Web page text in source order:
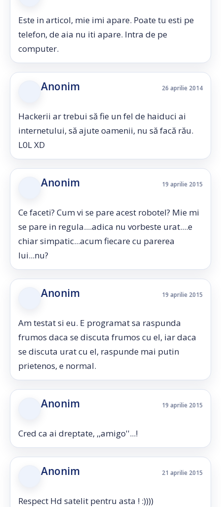
Este in articol, mie imi apare. Poate tu esti pe
telefon, de aia nu iti apare. Intra de pe
computer.
Anonim 26 aprilie 2014
Hackerii ar trebui să fie un fel de haiduci ai
internetului, să ajute oamenii, nu să facă rău.
L0L XD
Anonim 19 aprilie 2015
Ce faceti? Cum vi se pare acest robotel? Mie mi
se pare in regula....adica nu vorbeste urat....e
chiar simpatic...acum fiecare cu parerea
lui...nu?
Anonim 19 aprilie 2015
Am testat si eu. E programat sa raspunda
frumos daca se discuta frumos cu el, iar daca
se discuta urat cu el, raspunde mai putin
prietenos, e normal.
Anonim 19 aprilie 2015
Cred ca ai dreptate, ,,amigo''...!
Anonim 21 aprilie 2015
Respect Hd satelit pentru asta ! :))))